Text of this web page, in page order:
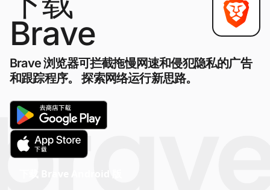
Brave
Brave 浏览器可拦截拖慢网速和侵犯隐私的广告
和跟踪程序。 探索网络运行新思路。